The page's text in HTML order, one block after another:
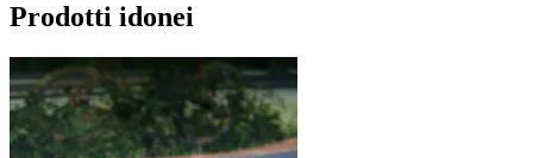
Prodotti idonei